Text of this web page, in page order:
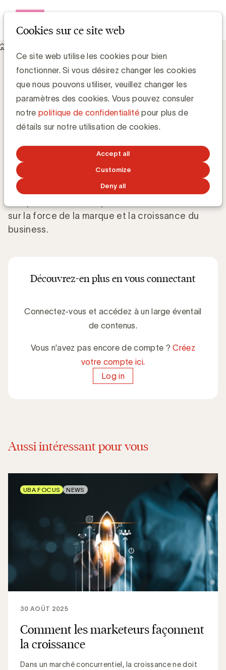
Cookies sur ce site web
Ce site web utilise les cookies pour bien
fonctionner. Si vous désirez changer les cookies
que nous pouvons utiliser, veuillez changer les
paramètres des cookies. Vous pouvez consuler
notre politique de confidentialitépour plus de
détails sur notre utilisation de cookies.
Accept all
Customize
Deny all
Mesurer ce qui compte en marketing
Luc Eeckhout, Manager Media & Agencies
2 SEPTEMBRE 2025
L’efficacité marketing est l’un des plus grands
défis pour les brand builders. Avec le KPI
framework de l’UBA, les marketeurs disposent
d’un standard commun pour mesurer ce qui
sur la force de la marque et la croissance du
business.
Découvrez-en plus en vous connectant
Connectez-vous et accédez à un large éventail
de contenus.
Vous n'avez pas encore de compte ?Créez
votre compte ici.
Log in
Aussi intéressant pour vous
Comment les marketeurs façonnent
la croissance
Dans un marché concurrentiel, la croissance ne doit
30 AOÛT 2025
UBA FOCUS NEWS